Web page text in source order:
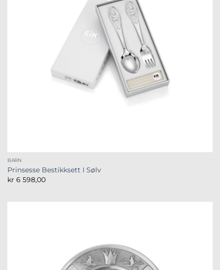
BARN
Prinsesse Bestikksett I Sølv
kr 6 598,00